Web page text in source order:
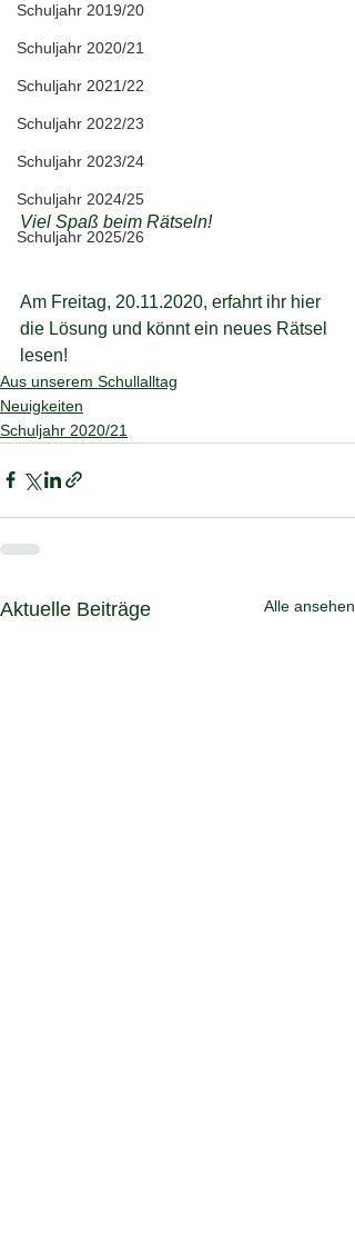
Schuljahr 2019/20
Schuljahr 2020/21
Schuljahr 2021/22
Schuljahr 2022/23
Schuljahr 2023/24
Schuljahr 2024/25
Schuljahr 2025/26
Viel Spaß beim Rätseln!
Am Freitag, 20.11.2020, erfahrt ihr hier
die Lösung und könnt ein neues Rätsel
lesen!
Aus unserem Schullalltag
Neuigkeiten
Schuljahr 2020/21
Aktuelle Beiträge Alle ansehen